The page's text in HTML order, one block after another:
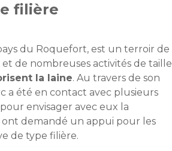
filière
du Roquefort, est un terroir de
et de nombreuses activités de taille
la laine. Au travers de son
a été en contact avec plusieurs
envisager avec eux la
ont demandé un appui pour les
de type filière.